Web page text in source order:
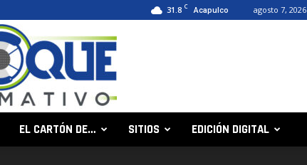
31.8 C Acapulco agosto 7, 2026
EL CARTÓN DE… SITIOS EDICIÓN DIGITAL